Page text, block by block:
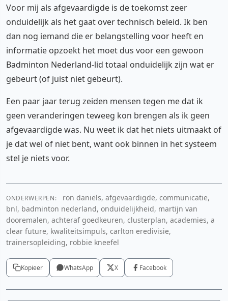
Voor mij als afgevaardigde is de toekomst zeer
onduidelijk als het gaat over technisch beleid. Ik ben
dan nog iemand die er belangstelling voor heeft en
informatie opzoekt het moet dus voor een gewoon
Badminton Nederland-lid totaal onduidelijk zijn wat er
gebeurt (of juist niet gebeurt).
Een paar jaar terug zeiden mensen tegen me dat ik
geen veranderingen teweeg kon brengen als ik geen
afgevaardigde was. Nu weet ik dat het niets uitmaakt of
je dat wel of niet bent, want ook binnen in het systeem
stel je niets voor.
ONDERWERPEN:
ron daniëls, afgevaardigde, communicatie,
bnl, badminton nederland, onduidelijkheid, martijn van
dooremalen, achteraf goedkeuren, clusterplan, academies, a
clear future, kwaliteitsimpuls, carlton eredivisie,
trainersopleiding, robbie kneefel
Kopieer WhatsApp X Facebook